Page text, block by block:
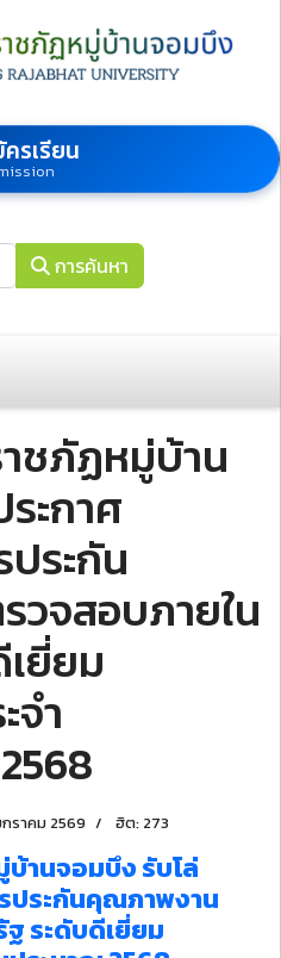
รเรียน
การค้นหา
ชภัฏหมู่บ้าน
ะกาศ
ระกัน
จสอบภายใน
ยี่ยม
จำ
ราคม 2569 ฮิต: 273
านจอมบึง รับโล่
ประกันคุณภาพงาน
ระดับดีเยี่ยม